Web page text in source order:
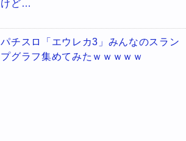
けど…
パチスロ「エウレカ3」みんなのスラン
プグラフ集めてみたｗｗｗｗｗ